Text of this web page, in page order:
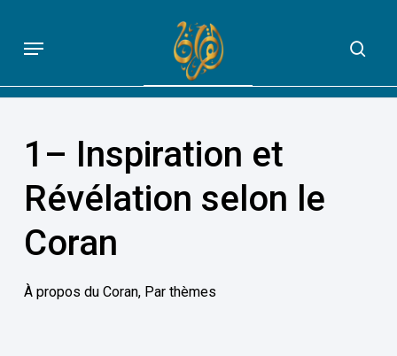
main
content
QUE DIT VRAIMENT LE CORAN
Menu
1– Inspiration et
Révélation selon le
Coran
À propos du Coran, Par thèmes